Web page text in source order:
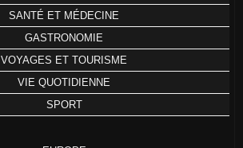
SANTÉ ET MÉDECINE
GASTRONOMIE
VOYAGES ET TOURISME
VIE QUOTIDIENNE
SPORT